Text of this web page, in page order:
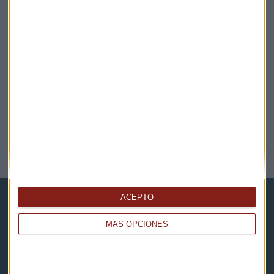
MÁS OPCIONES
ACEPTO
NOTICIAS RELACIONADAS